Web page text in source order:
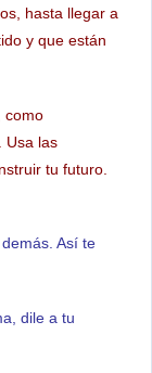
hasta llegar a
y que están
como
Usa las
tu futuro.
Así te
dile a tu